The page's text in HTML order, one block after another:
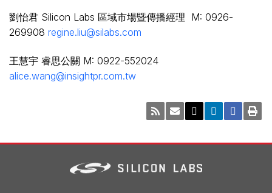
劉怡君 Silicon Labs 區域市場暨傳播經理 M: 0926-
269908 regine.liu@silabs.com
王慧宇 睿思公關 M: 0922-552024
alice.wang@insightpr.com.tw